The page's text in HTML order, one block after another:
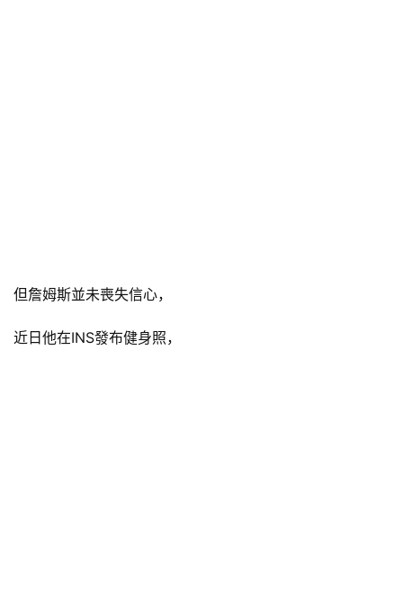
但詹姆斯並未喪失信心，
近日他在INS發布健身照，